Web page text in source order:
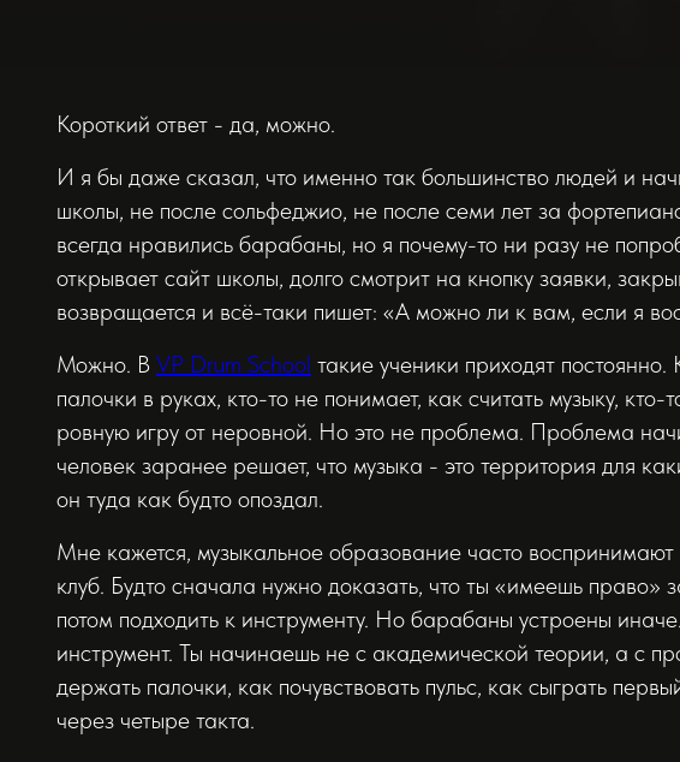
Короткий ответ - да, можно.
И я бы даже сказал, что именно так большинство людей и
школы, не после сольфеджио, не после семи лет за
всегда нравились барабаны, но я почему-то ни разу не
открывает сайт школы, долго смотрит на кнопку заявки,
возвращается и всё-таки пишет: «А можно ли к вам, если я
Можно. В VP Drum School такие ученики приходят
палочки в руках, кто-то не понимает, как считать музыку, кто-
ровную игру от неровной. Но это не проблема. Проблема
человек заранее решает, что музыка - это территория для
он туда как будто опоздал.
Мне кажется, музыкальное образование часто воспринимают
клуб. Будто сначала нужно доказать, что ты «имеешь право»
потом подходить к инструменту. Но барабаны устроены
инструмент. Ты начинаешь не с академической теории, а с
держать палочки, как почувствовать пульс, как сыграть
через четыре такта.